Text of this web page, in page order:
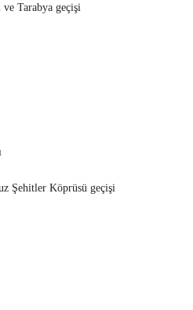
Tarabya geçişi
Şehitler Köprüsü geçişi